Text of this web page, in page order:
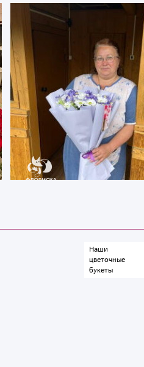
Наши
цветочные
букеты